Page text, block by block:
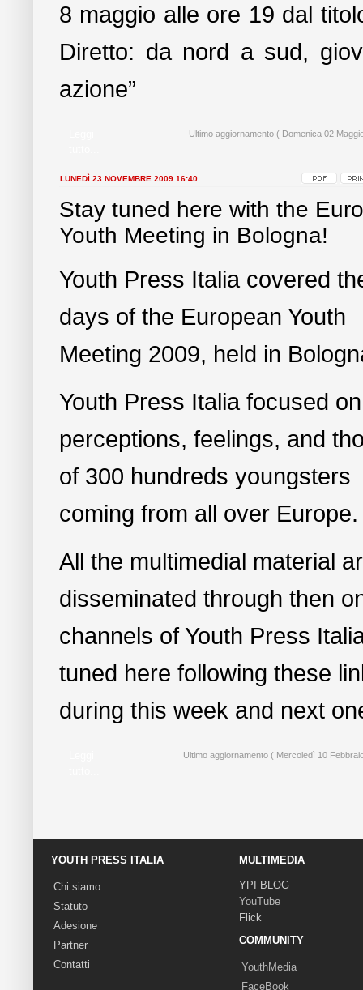
8 maggio alle ore 19 dal
Diretto: da nord a sud,
azione”
Ultimo aggiornamento ( Domenica 02
LUNEDÌ 23 NOVEMBRE 2009 16:40
Stay tuned here with the
Youth Meeting in Bologna!
Youth Press Italia covered
days of the European Youth
Meeting 2009, held in
Youth Press Italia focused on
perceptions, feelings, and
of 300 hundreds youngsters
coming from all over Europe.
All the multimedial material
disseminated through then
channels of Youth Press
tuned here following these
during this week and next
Ultimo aggiornamento ( Mercoledì 10
YOUTH PRESS ITALIA
Chi siamo
Statuto
Adesione
Partner
Contatti
MULTIMEDIA
YPI BLOG
YouTube
Flick
COMMUNITY
YouthMedia
FaceBook